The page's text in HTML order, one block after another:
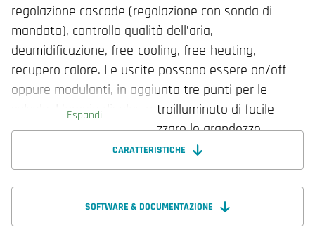
regolazione cascade (regolazione con sonda di
mandata), controllo qualità dell’aria,
deumidificazione, free-cooling, free-heating,
recupero calore. Le uscite possono essere on/off
oppure modulanti, in aggiunta tre punti per le
valvole. L’ampio display retroilluminato di facile
lettura permette di visualizzare le grandezze
misurate di temperatura e umidità, i parametri di
regolazione, le fasce orarie di funzionamento e lo
stato del dispositivo. Dispone anche una porta di
comunicazione RS485 con protocollo Modbus slave
RTU. Previsto per il montaggio a parete su scatola a
Espandi
CARATTERISTICHE
SOFTWARE & DOCUMENTAZIONE